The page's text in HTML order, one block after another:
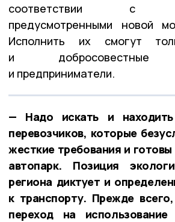
соответствии с
предусмотренными новой
Исполнить их смогут
и добросовестные
и предприниматели.
— Надо искать и
перевозчиков, которые
жесткие требования и
автопарк. Позиция
региона диктует и
к транспорту. Прежде
переход на использование